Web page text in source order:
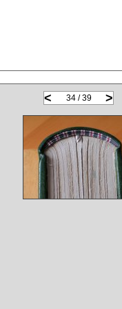
< >
34 / 39